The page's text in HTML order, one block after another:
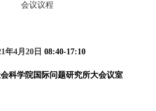
会议议程
年4月 20 日 08:40-17:10
科学院国际问题研究所大会议室